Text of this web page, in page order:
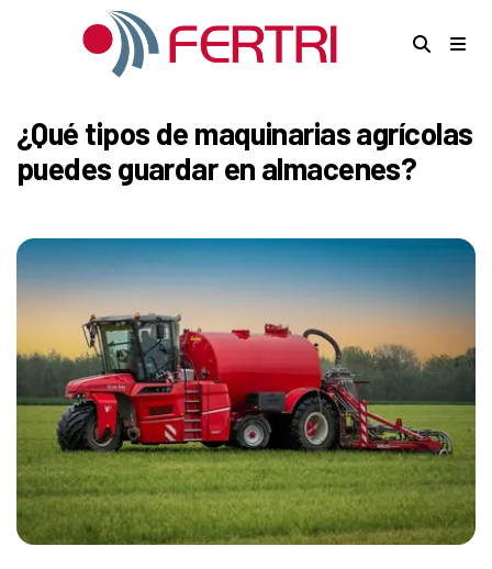
¿Qué tipos de maquinarias agrícolas
puedes guardar en almacenes?